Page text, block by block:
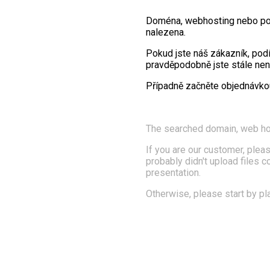
Doména, webhosting nebo
nalezena.
Pokud jste náš zákazník,
pravděpodobně jste stále
Případně začněte
The searched domain, web
If you are our customer,
probably didn't upload files
presentation.
Otherwise, please start by